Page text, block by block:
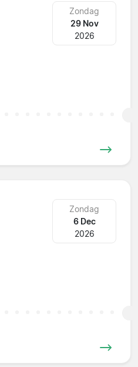
Zondag
29 Nov
2026
Zondag
6 Dec
2026